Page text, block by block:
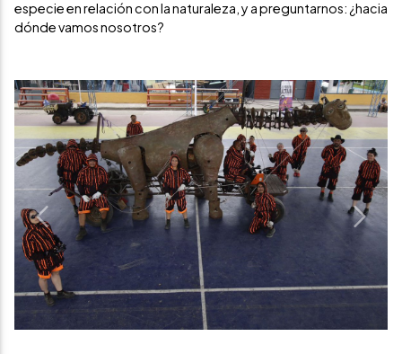
especie en relación con la naturaleza, y a preguntarnos: ¿hacia
dónde vamos nosotros?
Previous Next